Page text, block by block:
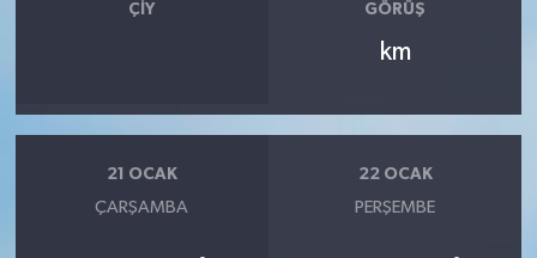
ÇIY GÖRÜŞ
km
21 OCAK
ÇARŞAMBA
22 OCAK
PERŞEMBE